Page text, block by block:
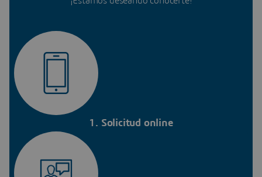
1. Solicitud online